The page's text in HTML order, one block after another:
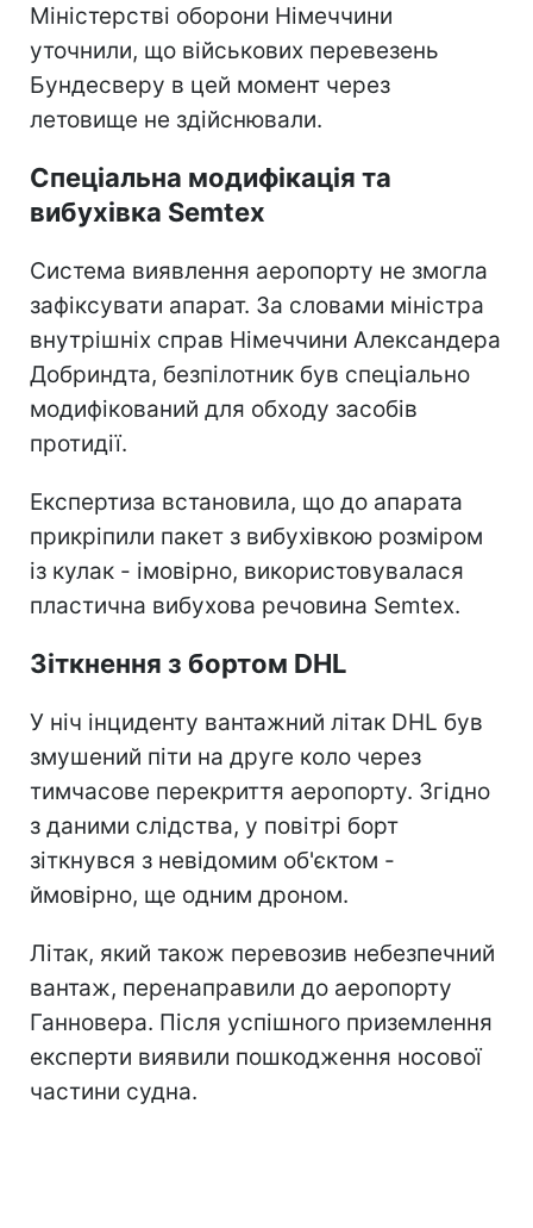
Міністерстві оборони Німеччини
уточнили, що військових перевезень
Бундесверу в цей момент через
летовище не здійснювали.
Спеціальна модифікація та
вибухівка Semtex
Система виявлення аеропорту не змогла
зафіксувати апарат. За словами міністра
внутрішніх справ Німеччини Александера
Добриндта, безпілотник був спеціально
модифікований для обходу засобів
протидії.
Експертиза встановила, що до апарата
прикріпили пакет з вибухівкою розміром
із кулак - імовірно, використовувалася
пластична вибухова речовина Semtex.
Зіткнення з бортом DHL
У ніч інциденту вантажний літак DHL був
змушений піти на друге коло через
тимчасове перекриття аеропорту. Згідно
з даними слідства, у повітрі борт
зіткнувся з невідомим об'єктом -
ймовірно, ще одним дроном.
Літак, який також перевозив небезпечний
вантаж, перенаправили до аеропорту
Ганновера. Після успішного приземлення
експерти виявили пошкодження носової
частини судна.